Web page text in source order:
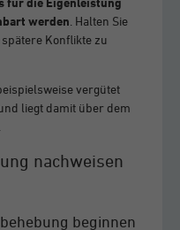
werden . Halten Sie
Konflikte zu
vergütet
liegt damit über dem
nachweisen
beginnen